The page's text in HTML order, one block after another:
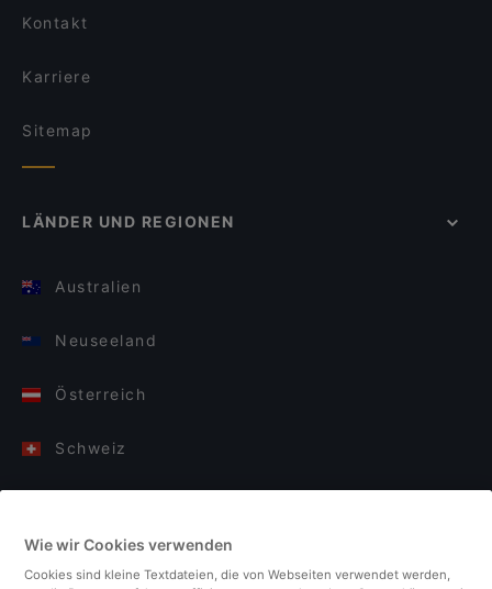
Kontakt
Karriere
Sitemap
LÄNDER UND REGIONEN
Australien
Neuseeland
Österreich
Schweiz
Italien
Wie wir Cookies verwenden
Cookies sind kleine Textdateien, die von Webseiten verwendet werden,